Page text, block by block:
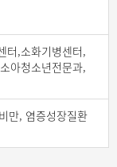
터,소화기병센터,
아청소년전문과,
만, 염증성장질환